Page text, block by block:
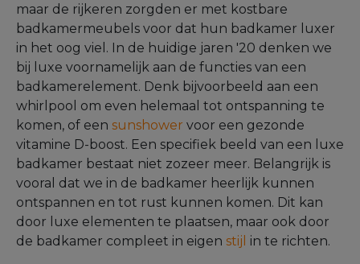
maar de rijkeren zorgden er met kostbare
badkamermeubels voor dat hun badkamer luxer
in het oog viel. In de huidige jaren '20 denken we
bij luxe voornamelijk aan de functies van een
badkamerelement. Denk bijvoorbeeld aan een
whirlpool om even helemaal tot ontspanning te
komen, of een sunshower voor een gezonde
vitamine D-boost. Een specifiek beeld van een luxe
badkamer bestaat niet zozeer meer. Belangrijk is
vooral dat we in de badkamer heerlijk kunnen
ontspannen en tot rust kunnen komen. Dit kan
door luxe elementen te plaatsen, maar ook door
de badkamer compleet in eigen stijl in te richten.